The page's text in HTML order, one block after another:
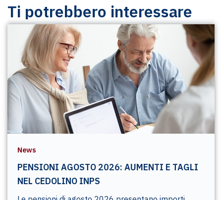
Ti potrebbero interessare
News
PENSIONI AGOSTO 2026: AUMENTI E TAGLI
NEL CEDOLINO INPS